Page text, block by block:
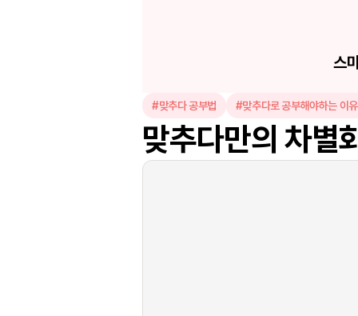
스
#맞추다 공부법 #맞추다로 공부해야하는 이유
맞추다만의 차별